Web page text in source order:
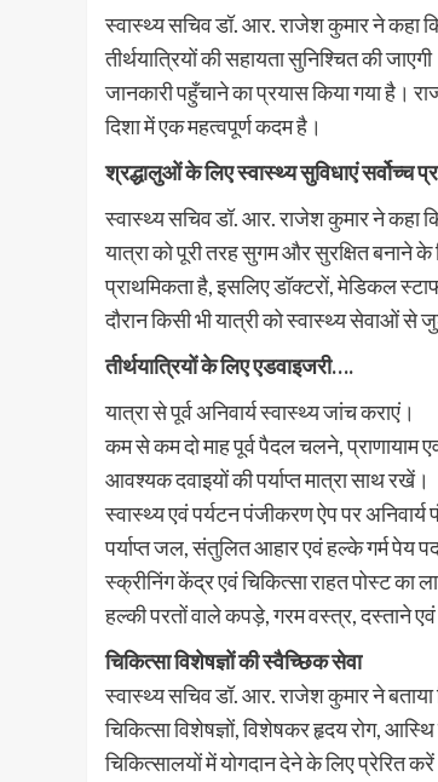
स्वास्थ्य सचिव डॉ. आर. राजेश कुमार ने कहा
तीर्थयात्रियों की सहायता सुनिश्चित की
जानकारी पहुँचाने का प्रयास किया गया है।
दिशा में एक महत्वपूर्ण कदम है।
श्रद्धालुओं के लिए स्वास्थ्य सुविधाएं सर्वोच्च
स्वास्थ्य सचिव डॉ. आर. राजेश कुमार ने कहा
यात्रा को पूरी तरह सुगम और सुरक्षित बनाने के
प्राथमिकता है, इसलिए डॉक्टरों, मेडिकल
दौरान किसी भी यात्री को स्वास्थ्य सेवाओं से
तीर्थयात्रियों के लिए एडवाइजरी….
यात्रा से पूर्व अनिवार्य स्वास्थ्य जांच कराएं।
कम से कम दो माह पूर्व पैदल चलने, प्राणायाम
आवश्यक दवाइयों की पर्याप्त मात्रा साथ रखें।
स्वास्थ्य एवं पर्यटन पंजीकरण ऐप पर
पर्याप्त जल, संतुलित आहार एवं हल्के गर्म पेय
स्क्रीनिंग केंद्र एवं चिकित्सा राहत पोस्ट का
हल्की परतों वाले कपड़े, गरम वस्त्र, दस्ताने
चिकित्सा विशेषज्ञों की स्वैच्छिक सेवा
स्वास्थ्य सचिव डॉ. आर. राजेश कुमार ने
चिकित्सा विशेषज्ञों, विशेषकर हृदय रोग,
चिकित्सालयों में योगदान देने के लिए प्रेरित